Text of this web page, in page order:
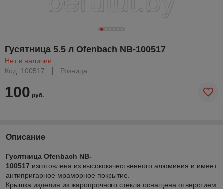
Гусятница 5.5 л Ofenbach NB-100517
Нет в наличии
Код: 100517
Розница
100 руб.
Описание
Гусятница Ofenbach NB-
100517 изготовлена из высококачественного алюминия и имеет
антипригарное мраморное покрытие.
Крышка изделия из жаропрочного стекла оснащена отверстием